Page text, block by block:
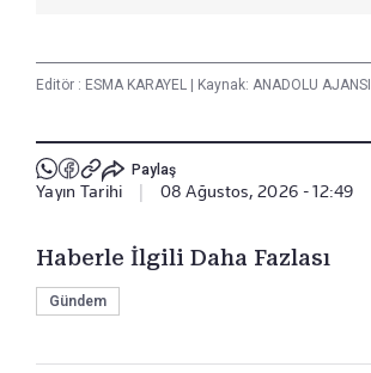
Editör : ESMA KARAYEL | Kaynak: ANADOLU AJANSI
Paylaş
Yayın Tarihi 08 Ağustos, 2026 - 12:49
Haberle İlgili Daha Fazlası
Gündem